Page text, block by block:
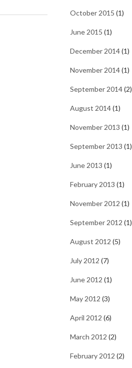
October 2015 (1)
June 2015 (1)
December 2014(1)
November 2014(1)
September 2014(2)
August 2014(1)
November 2013 (1)
September 2013 (1)
June 2013 (1)
February 2013 (1)
November 2012 (1)
September 2012 (1)
August 2012 (5)
July 2012 (7)
June 2012 (1)
May 2012 (3)
April 2012 (6)
March 2012 (2)
February 2012 (2)